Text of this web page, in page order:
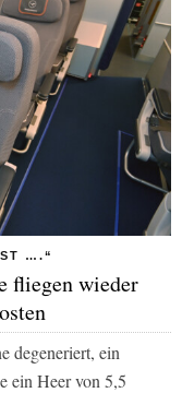
….“
fliegen wieder
degeneriert, ein
ein Heer von 5,5